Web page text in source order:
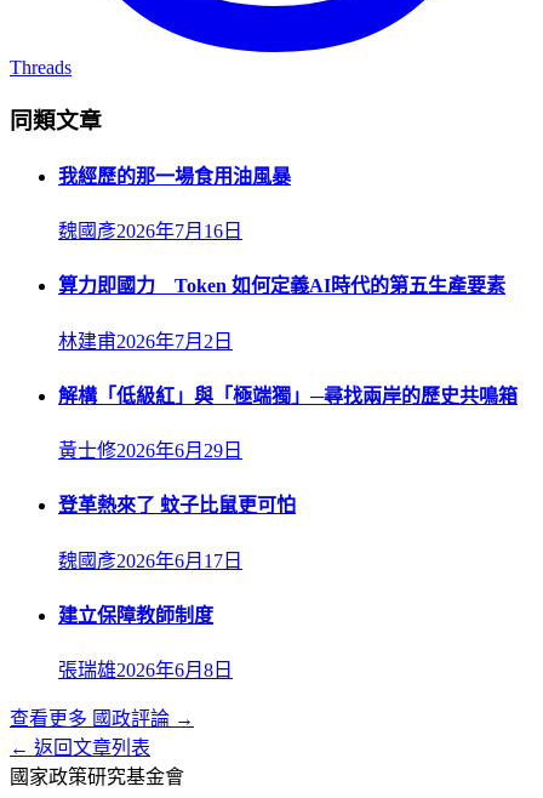
Threads
同類文章
我經歷的那一場食用油風暴
魏國彥2026年7月16日
算力即國力 Token 如何定義AI時代的第五生產要素
林建甫2026年7月2日
解構「低級紅」與「極端獨」─尋找兩岸的歷史共鳴箱
黃士修2026年6月29日
登革熱來了 蚊子比鼠更可怕
魏國彥2026年6月17日
建立保障教師制度
張瑞雄2026年6月8日
查看更多 國政評論 →
← 返回文章列表
國家政策研究基金會